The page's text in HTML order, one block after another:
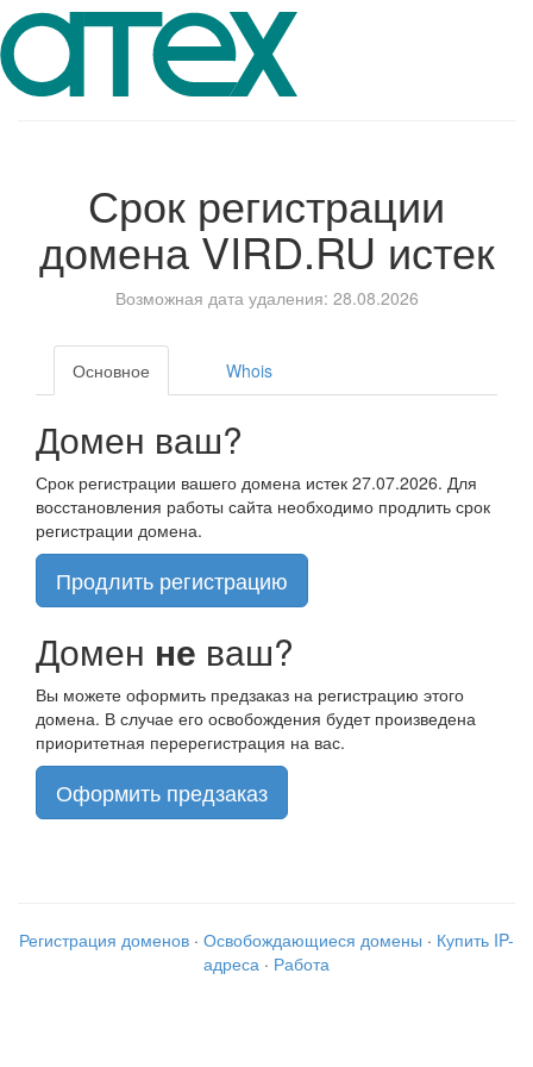
Срок регистрации
доменаVIRD.RU истек
Возможная дата удаления: 28.08.2026
Основное Whois
Домен ваш?
Срок регистрации вашего домена истек 27.07.2026. Для
восстановления работы сайта необходимо продлить срок
регистрации домена.
Продлить регистрацию
Домен не ваш?
Вы можете оформить предзаказ на регистрацию этого
домена. В случае его освобождения будет произведена
приоритетная перерегистрация на вас.
Оформить предзаказ
Регистрация доменов · Освобождающиеся домены · Купить IP-
адреса · Работа